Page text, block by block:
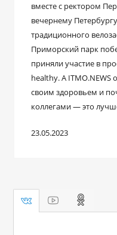
вместе с ректором
вечернему
традиционного
Приморский парк
приняли участие в
healthy. А ITMO.NEWS
своим здоровьем и
коллегами ― это
23.05.2023